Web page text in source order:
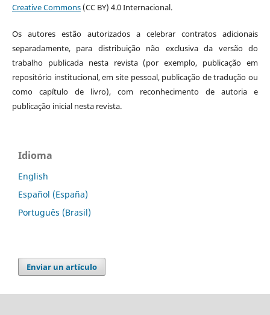
Creative Commons(CC BY) 4.0 Internacional.
Os autores estão autorizados a celebrar contratos adicionais
separadamente, para distribuição não exclusiva da versão do
trabalho publicada nesta revista (por exemplo, publicação em
repositório institucional, em site pessoal, publicação de tradução ou
como capítulo de livro), com reconhecimento de autoria e
publicação inicial nesta revista.
Idioma
English
Español (España)
Português (Brasil)
Enviar un artículo